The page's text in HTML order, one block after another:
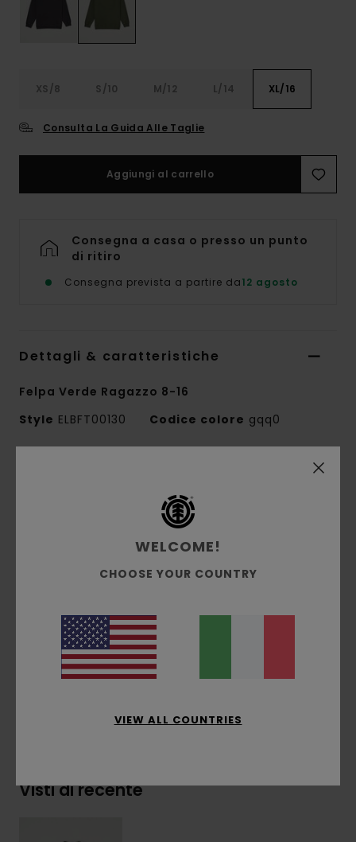
XS/8 S/10 M/12 L/14 XL/16
Consulta La Guida Alle Taglie
Aggiungi al carrello
Consegna a casa o presso un punto
di ritiro
Consegna prevista a partire da12 agosto
Dettagli & caratteristiche
Felpa Verde Ragazzo 8-16
Style ELBFT00130 Codice colore gqq0
cotone riciclato/poliestere [350
Vestibilità relaxed
Interno spazzolato
Composizione[Tessuto principale] 50% cotone
riciclato, 30% cotone, 20% poliestere riciclato
Spedizioni e Resi
Visti di recente
WELCOME!
CHOOSE YOUR COUNTRY
VIEW ALL COUNTRIES